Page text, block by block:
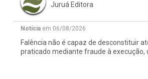
Juruá Editora
Notícia em 06/08/2026
Falência não é capaz de desconstituir
praticado mediante fraude à execução,